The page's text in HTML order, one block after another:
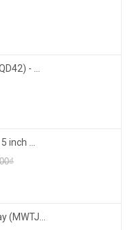
- ...
inch ...
(MWTJ...